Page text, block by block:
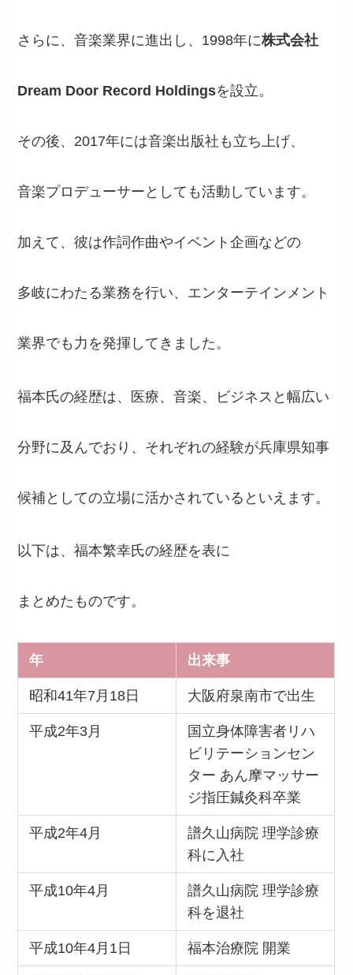
さらに、音楽業界に進出し、1998年に株式会社
Dream Door Record Holdingsを設立。
その後、2017年には音楽出版社も立ち上げ、
音楽プロデューサーとしても活動しています。
加えて、彼は作詞作曲やイベント企画などの
多岐にわたる業務を行い、エンターテインメント
業界でも力を発揮してきました。
福本氏の経歴は、医療、音楽、ビジネスと幅広い
分野に及んでおり、それぞれの経験が兵庫県知事
候補としての立場に活かされているといえます。
以下は、福本繁幸氏の経歴を表に
まとめたものです。
年 出来事
昭和41年7月18日 大阪府泉南市で出生
平成2年3月
国立身体障害者リハ
ビリテーションセン
ター あん摩マッサー
ジ指圧鍼灸科卒業
平成2年4月
譜久山病院 理学診療
科に入社
平成10年4月
譜久山病院 理学診療
科を退社
平成10年4月1日 福本治療院 開業